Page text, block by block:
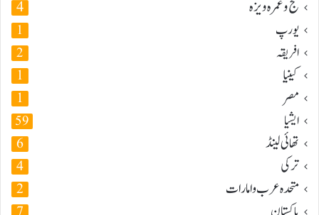
حج و عمرہ ویزہ 4
یورپ 1
افریقہ 2
کینیا 1
مصر 1
ایشیا 59
تھائی لینڈ 6
ترکی 4
متحدہ عرب و امارات 2